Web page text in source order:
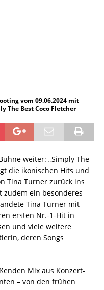
vom 09.06.2024 mit
The Best Coco Fletcher
weiter: „Simply The
die ikonischen Hits und
Tina Turner zurück ins
zudem ein besonderes
Tina Turner mit
ersten Nr.-1-Hit in
und viele weitere
deren Songs
Mix aus Konzert-
– von den frühen